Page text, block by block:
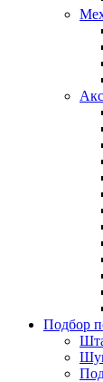
Подбор